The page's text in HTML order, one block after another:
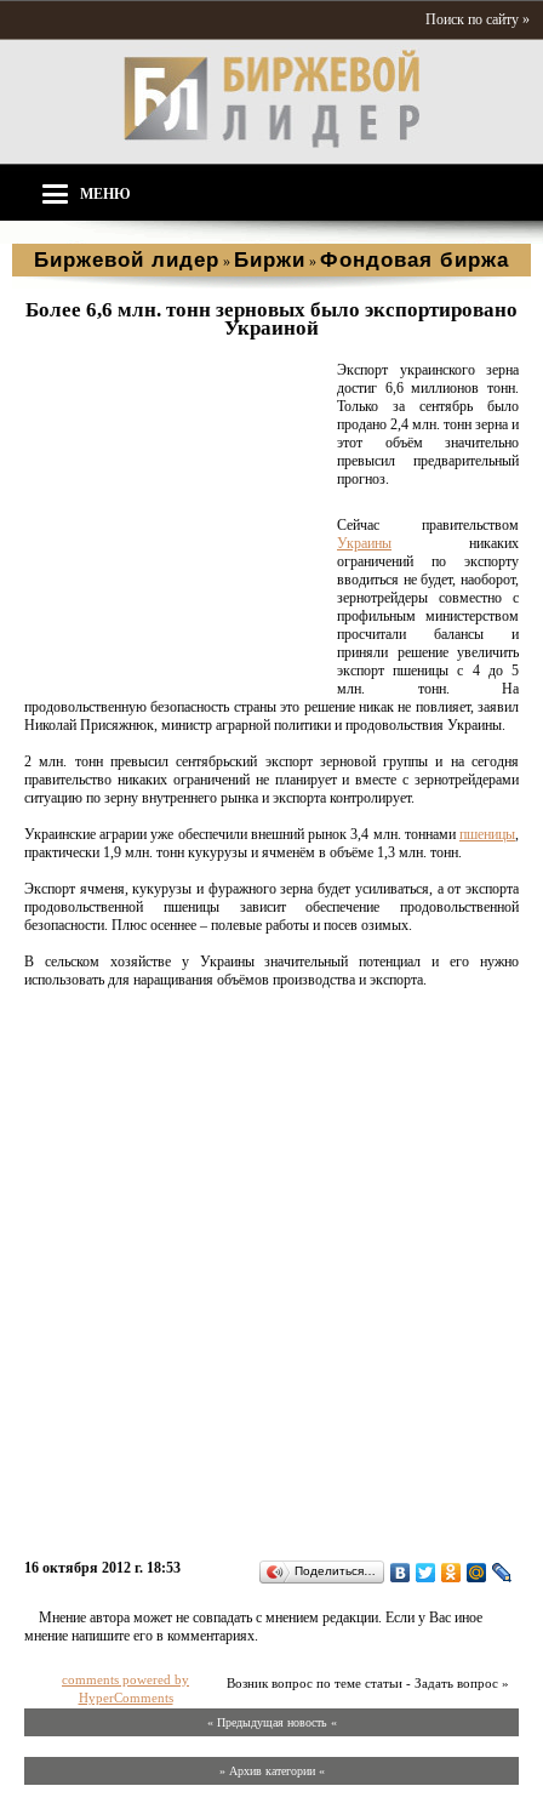
Поиск по сайту »
МЕНЮ
Биржевой лидер » Биржи » Фондовая биржа
Более 6,6 млн. тонн зерновых было экспортировано
Украиной
Экспорт украинского зерна
достиг 6,6 миллионов тонн.
Только за сентябрь было
продано 2,4 млн. тонн зерна и
этот объём значительно
превысил предварительный
прогноз.
Сейчас правительством
Украины никаких
ограничений по экспорту
вводиться не будет, наоборот,
зернотрейдеры совместно с
профильным министерством
просчитали балансы и
приняли решение увеличить
экспорт пшеницы с 4 до 5
млн. тонн. На
продовольственную безопасность страны это решение никак не повлияет, заявил
Николай Присяжнюк, министр аграрной политики и продовольствия Украины.
2 млн. тонн превысил сентябрьский экспорт зерновой группы и на сегодня
правительство никаких ограничений не планирует и вместе с зернотрейдерами
ситуацию по зерну внутреннего рынка и экспорта контролирует.
Украинские аграрии уже обеспечили внешний рынок 3,4 млн. тоннами пшеницы,
практически 1,9 млн. тонн кукурузы и ячменём в объёме 1,3 млн. тонн.
Экспорт ячменя, кукурузы и фуражного зерна будет усиливаться, а от экспорта
продовольственной пшеницы зависит обеспечение продовольственной
безопасности. Плюс осеннее – полевые работы и посев озимых.
В сельском хозяйстве у Украины значительный потенциал и его нужно
использовать для наращивания объёмов производства и экспорта.
16 октября 2012 г. 18:53 Поделиться…
Мнение автора может не совпадать с мнением редакции. Если у Вас иное
мнение напишите его в комментариях.
Возник вопрос по теме статьи - Задать вопрос »
comments powered by
HyperComments
« Предыдущая новость «
» Архив категории «